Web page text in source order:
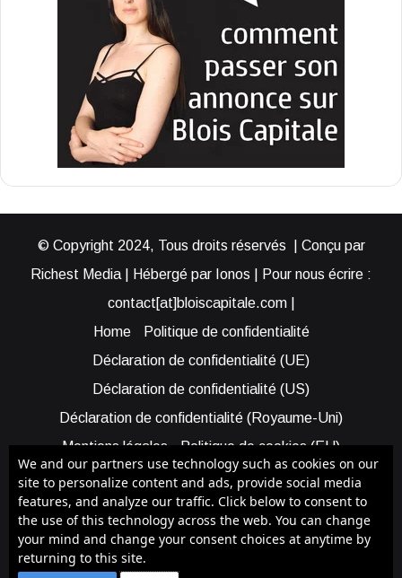
© Copyright 2024, Tous droits réservés | Conçu par
Richest Media | Hébergé par Ionos | Pour nous écrire :
contact[at]bloiscapitale.com |
Home
Politique de confidentialité
Déclaration de confidentialité (UE)
Déclaration de confidentialité (US)
Déclaration de confidentialité (Royaume-Uni)
Mentions légales
Politique de cookies (EU)
Cookie Policy (AUS)
Cookie Policy (US)
Qui sommes-nous ?
Participer à Blois Capitale
Bénéficier d’une assistance
We and our partners use technology such as cookies on our
site to personalize content and ads, provide social media
features, and analyze our traffic. Click below to consent to
the use of this technology across the web. You can change
your mind and change your consent choices at anytime by
returning to this site.